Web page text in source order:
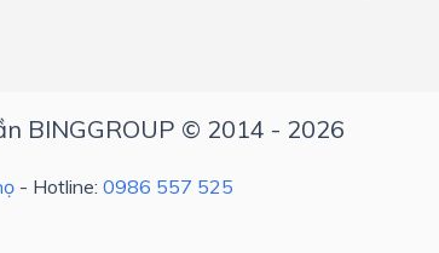
BINGGROUP © 2014 - 2026
- Hotline: 0986 557 525